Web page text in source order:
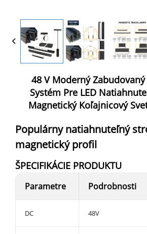
48 V Moderný
Systém Pre LED
Magnetický Koľajnicový
Populárny natiahnuteľný
magnetický profil
ŠPECIFIKÁCIE PRODUKTU
Parametre Podrobnosti
DC 48V